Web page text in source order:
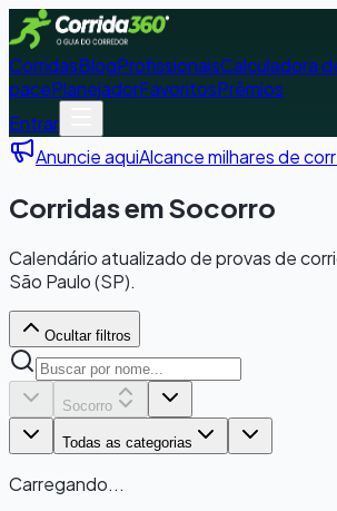
CorridasBlogProfissionaisCalculadora
pacePlanejadorFavoritosPrêmios
Entrar
Anuncie aquiAlcance milhares de
Corridas em Socorro
Calendário atualizado de provas de
São Paulo (SP).
Ocultar filtros
Socorro
Todas as categorias
Carregando...